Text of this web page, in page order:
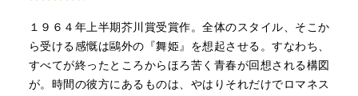
自分の魂でなぞるべき言葉だった。その意味では、一部の
作品には、はじめに「出会う」べき適切な時期があり、そ
れを逃したことが多少悔やまれる（ここで「多少」と思っ
てしまうのも、まあ老いたということでしょう）。
１９６４年上半期芥川賞受賞作。全体のスタイル、そこか
ら受ける感慨は鷗外の『舞姫』を想起させる。すなわち、
すべてが終ったところからほろ苦く青春が回想される構図
が。時間の彼方にあるものは、やはりそれだけでロマネス